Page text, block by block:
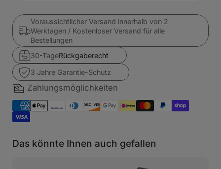
Voraussichtlicher Versand innerhalb von 2
Werktagen / Kostenloser Versand für alle
Bestellungen
30-TageRückgaberecht
3 Jahre Garantie-Schutz
Zahlungsmöglichkeiten
Das könnte Ihnen auch gefallen